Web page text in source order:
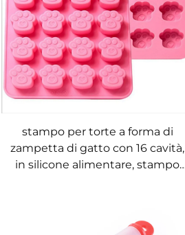
stampo per torte a forma di
zampetta di gatto con 16 cavità,
in silicone alimentare, stampo